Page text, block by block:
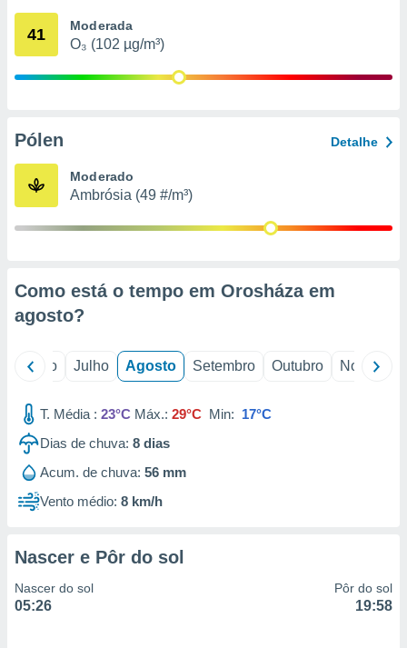
através
estudos
1199
41 Moderada
O₃ (102 µg/m³)
Pólen Detalhe
Moderado
Ambrósia (49 #/m³)
Como está o tempo em Orosháza em
agosto?
Junho Julho Agosto Setembro Outubro Novembro
T. Média : 23°C Máx.: 29°C Min: 17°C
Dias de chuva: 8 dias
Acum. de chuva: 56 mm
Vento médio: 8 km/h
Nascer e Pôr do sol
Nascer do sol
05:26
Pôr do sol
19:58